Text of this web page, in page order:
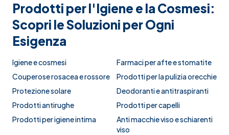
Prodotti per l'Igiene e la Cosmesi:
Scopri le Soluzioni per Ogni
Esigenza
Igiene e cosmesi
Farmaci per afte e stomatite
Couperose rosacea e rossore
Prodotti per la pulizia orecchie
Protezione solare
Deodoranti e antitraspiranti
Prodotti antirughe
Prodotti per capelli
Prodotti per igiene intima
Anti macchie viso e schiarenti
viso